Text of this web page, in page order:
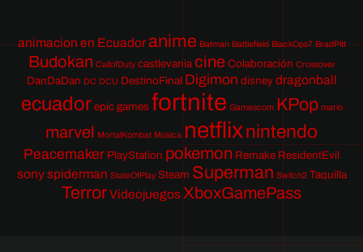
animacion en Ecuador anime Batman Battlefield BlackOps7 BradPitt
Budokan CallofDuty castlevania cine Colaboración Crossover
DanDaDan DC DCU DestinoFinal Digimon disney dragonball
ecuador epic games fortnite Gamescom KPop mario
marvel MortalKombat Música netflixnintendo
Peacemaker PlayStation pokemon Remake ResidentEvil
sony spiderman StateOfPlay Steam Superman Switch2 Taquilla
TerrorVideojuegos XboxGamePass